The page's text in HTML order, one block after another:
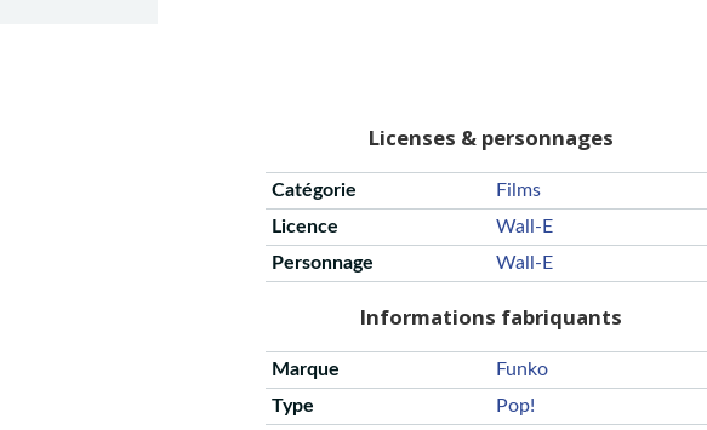
Licenses & personnages
Catégorie
Films
Licence
Wall-E
Personnage
Wall-E
Informations fabriquants
Marque
Funko
Type
Pop!